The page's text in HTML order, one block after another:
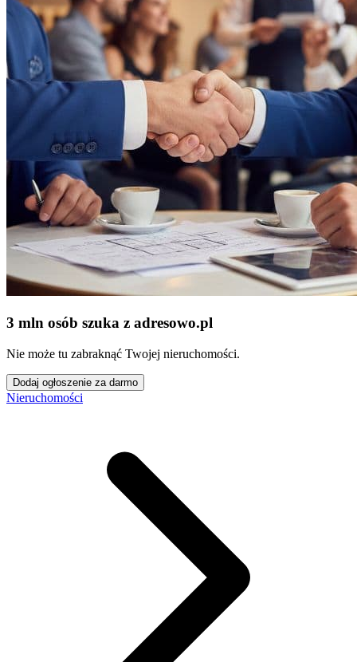
3 mln osób szuka z adresowo.pl
Nie może tu zabraknąć Twojej nieruchomości.
Dodaj ogłoszenie za darmo
Nieruchomości